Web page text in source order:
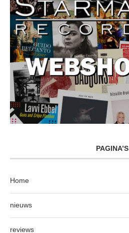
PAGINA’S
Home
nieuws
reviews